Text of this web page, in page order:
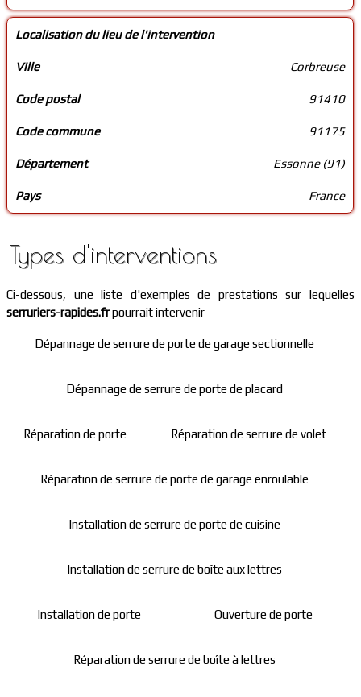
Localisation du lieu de l'intervention
Ville Corbreuse
Code postal 91410
Code commune 91175
Département Essonne (91)
Pays France
Types d'interventions
Ci-dessous, une liste d'exemples de prestations sur lequelles
serruriers-rapides.frpourrait intervenir
Dépannage de serrure de porte de garage sectionnelle
Dépannage de serrure de porte de placard
Réparation de porte Réparation de serrure de volet
Réparation de serrure de porte de garage enroulable
Installation de serrure de porte de cuisine
Installation de serrure de boîte aux lettres
Installation de porte Ouverture de porte
Réparation de serrure de boîte à lettres